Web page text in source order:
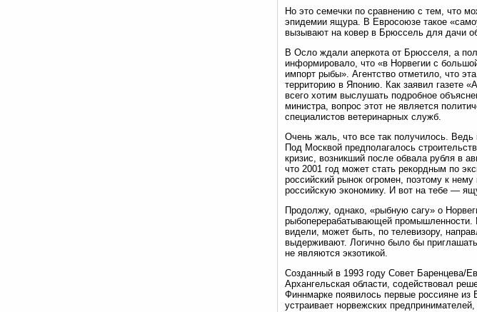
Но это семечки по сравнению с тем, что
эпидемии ящура. В Евросоюзе такое
вызывают на ковер в Брюссель для дачи
В Осло ждали аперкота от Брюсселя, а
информировало, что «в Норвегии с
импорт рыбы». Агентство отметило, что
территорию в Японию. Как заявил газете
всего хотим выслушать подробное
министра, вопрос этот не является
специалистов ветеринарных служб.
Очень жаль, что все так получилось.
Под Москвой предполагалось
кризис, возникший после обвала рубля в
что 2001 год может стать рекордным по
российский рынок огромен, поэтому к
российскую экономику. И вот на тебе —
Продолжу, однако, «рыбную сагу» о
рыбоперерабатывающей промышленности.
видели, может быть, по телевизору,
выдерживают. Логично было бы
не являются экзотикой.
Созданный в 1993 году Совет Баренцева/
Архангельская области, содействовал
Финнмарке появилось первые россияне из
устраивает норвежских